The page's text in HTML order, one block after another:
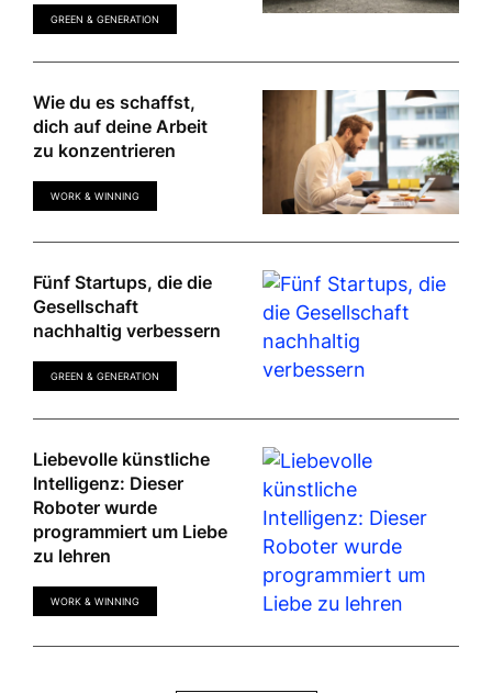
GREEN & GENERATION
Wie du es schaffst,
dich auf deine Arbeit
zu konzentrieren
WORK & WINNING
Fünf Startups, die die
Gesellschaft
nachhaltig verbessern
GREEN & GENERATION
Liebevolle künstliche
Intelligenz: Dieser
Roboter wurde
programmiert um Liebe
zu lehren
WORK & WINNING